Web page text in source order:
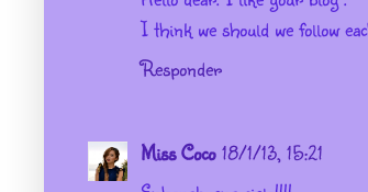
I think we should we follow
Responder
Miss Coco 18/1/13, 15:21